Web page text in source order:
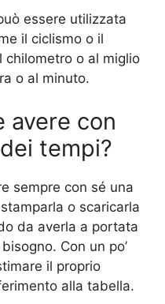
essere utilizzata
il ciclismo o il
chilometro o al miglio
o al minuto.
avere con
tempi?
sempre con sé una
o scaricarla
da averla a portata
Con un po’
il proprio
alla tabella.